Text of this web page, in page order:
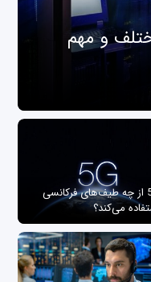
و مهم
5G از چه طیف‌های فرکانسی
می‌کند؟